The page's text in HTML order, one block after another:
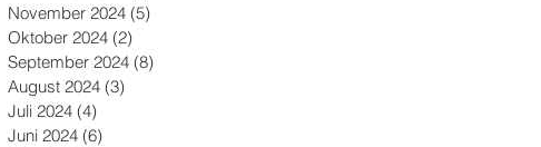
November 2024 (5)
Oktober 2024 (2)
September 2024 (8)
August 2024 (3)
Juli 2024 (4)
Juni 2024 (6)